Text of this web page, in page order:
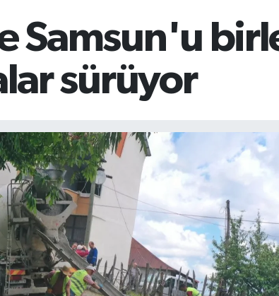
Samsun'u
sürüyor